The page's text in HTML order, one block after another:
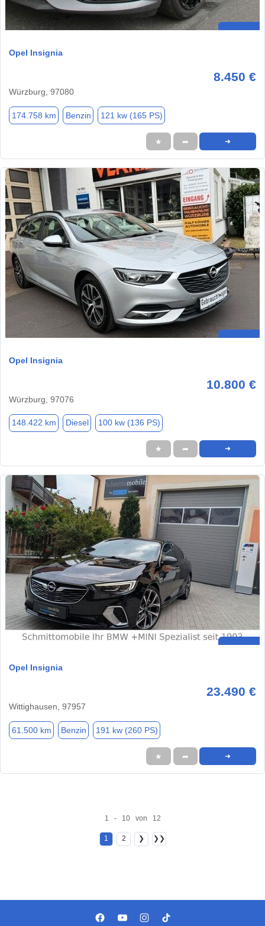
Opel Insignia
8.450 €
Würzburg, 97080
174.758 km Benzin 121 kw (165 PS)
★ ➦ ➜
Opel Insignia
10.800 €
Würzburg, 97076
148.422 km Diesel 100 kw (136 PS)
★ ➦ ➜
Opel Insignia
23.490 €
Wittighausen, 97957
61.500 km Benzin 191 kw (260 PS)
★ ➦ ➜
1 - 10 von 12
1 2 ❯ ❯❯